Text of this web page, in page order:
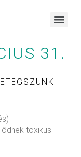
31.
toxikus